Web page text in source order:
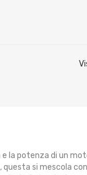
la potenza di un
si mescola